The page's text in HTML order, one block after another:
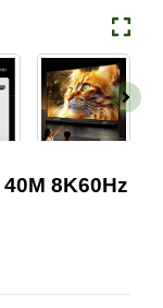
8K60Hz